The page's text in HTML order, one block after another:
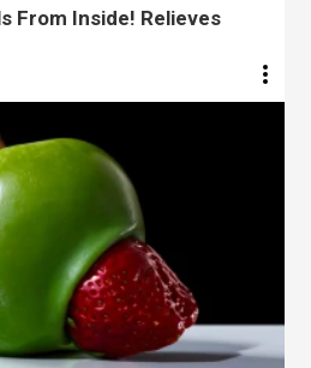
From Inside! Relieves